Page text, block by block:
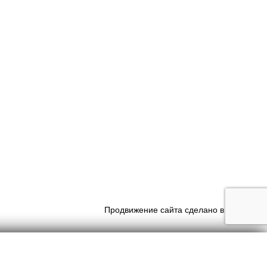
Продвижение сайта сделано в